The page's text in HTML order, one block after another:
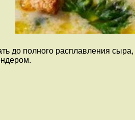
до полного расплавления